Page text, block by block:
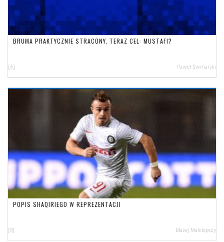
BRUMA PRAKTYCZNIE STRACONY, TERAZ CEL: MUSTAFI?
[6] Paweł Świnarski
POPIS SHAQIRIEGO W REPREZENTACJI
[9] Błażej Małolepszy